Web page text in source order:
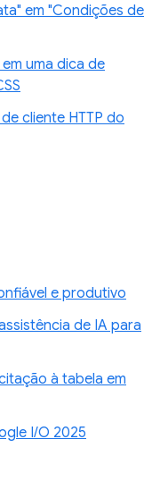
em "Condições de
uma dica de
cliente HTTP do
e produtivo
de IA para
à tabela em
I/O 2025